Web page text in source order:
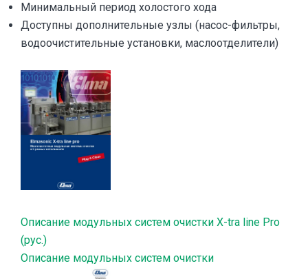
Минимальный период холостого хода
Доступны дополнительные узлы (насос-фильтры,
водоочистительные установки, маслоотделители)
Описание модульных систем очистки X-tra line Pro
(рус.)
Описание модульных систем очистки